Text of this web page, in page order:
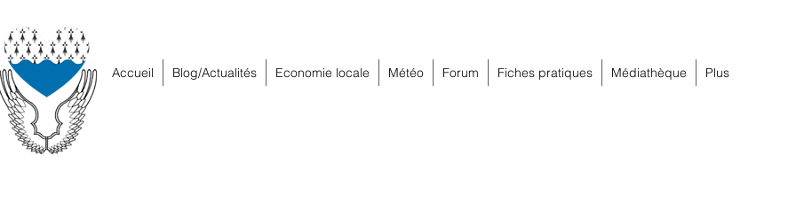
Accueil Blog/Actualités Economie locale Météo Forum Fiches pratiques Médiathèque Plus